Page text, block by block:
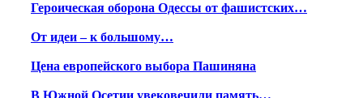
Героическая оборона Одессы от фашистских…
От идеи – к большому…
Цена европейского выбора Пашиняна